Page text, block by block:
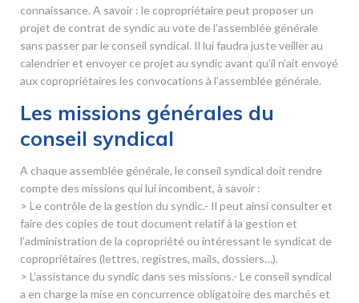
connaissance. A savoir : le copropriétaire peut proposer un
projet de contrat de syndic au vote de l’assemblée générale
sans passer par le conseil syndical. Il lui faudra juste veiller au
calendrier et envoyer ce projet au syndic avant qu’il n’ait envoyé
aux copropriétaires les convocations à l’assemblée générale.
Les missions générales du
conseil syndical
A chaque assemblée générale, le conseil syndical doit rendre
compte des missions qui lui incombent, à savoir :
> Le contrôle de la gestion du syndic.- Il peut ainsi consulter et
faire des copies de tout document relatif à la gestion et
l’administration de la copropriété ou intéressant le syndicat de
copropriétaires (lettres, registres, mails, dossiers…).
> L’assistance du syndic dans ses missions.- Le conseil syndical
a en charge la mise en concurrence obligatoire des marchés et